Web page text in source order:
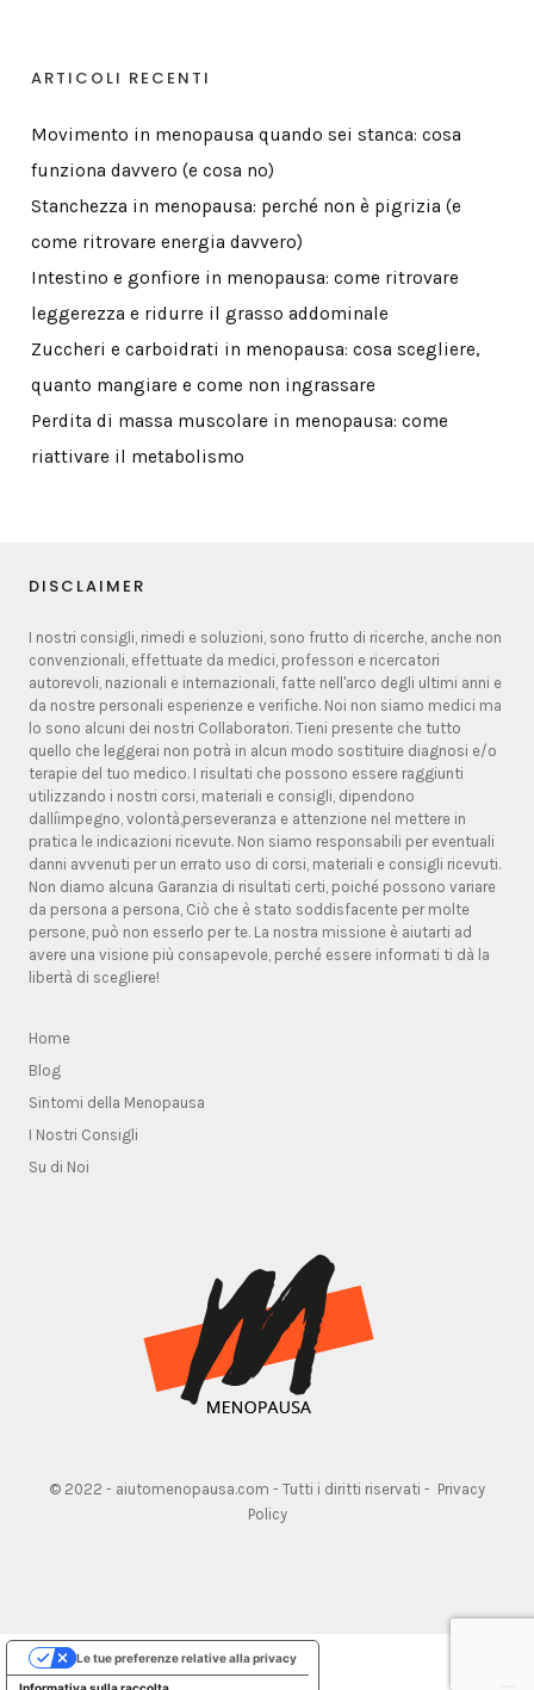
ARTICOLI RECENTI
Movimento in menopausa quando sei stanca: cosa
funziona davvero (e cosa no)
Stanchezza in menopausa: perché non è pigrizia (e
come ritrovare energia davvero)
Intestino e gonfiore in menopausa: come ritrovare
leggerezza e ridurre il grasso addominale
Zuccheri e carboidrati in menopausa: cosa scegliere,
quanto mangiare e come non ingrassare
Perdita di massa muscolare in menopausa: come
riattivare il metabolismo
DISCLAIMER
I nostri consigli, rimedi e soluzioni, sono frutto di ricerche, anche non
convenzionali, effettuate da medici, professori e ricercatori
autorevoli, nazionali e internazionali, fatte nell'arco degli ultimi anni e
da nostre personali esperienze e verifiche. Noi non siamo medici ma
lo sono alcuni dei nostri Collaboratori. Tieni presente che tutto
quello che leggerai non potrà in alcun modo sostituire diagnosi e/o
terapie del tuo medico. I risultati che possono essere raggiunti
utilizzando i nostri corsi, materiali e consigli, dipendono
dallíimpegno, volontà,perseveranza e attenzione nel mettere in
pratica le indicazioni ricevute. Non siamo responsabili per eventuali
danni avvenuti per un errato uso di corsi, materiali e consigli ricevuti.
Non diamo alcuna Garanzia di risultati certi, poiché possono variare
da persona a persona, Ciò che è stato soddisfacente per molte
persone, può non esserlo per te. La nostra missione è aiutarti ad
avere una visione più consapevole, perché essere informati ti dà la
libertà di scegliere!
Home
Blog
Sintomi della Menopausa
I Nostri Consigli
Su di Noi
© 2022 - aiutomenopausa.com - Tutti i diritti riservati - Privacy
Policy
Le tue preferenze relative alla privacy